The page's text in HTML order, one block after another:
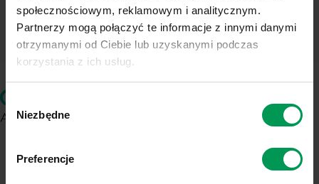
społecznościowym, reklamowym i analitycznym.
Partnerzy mogą połączyć te informacje z innymi danymi
otrzymanymi od Ciebie lub uzyskanymi podczas
korzystania z ich usług.
Link do informacji o plikach cookies:
Wybór
zgody
Niezbędne
Preferencje